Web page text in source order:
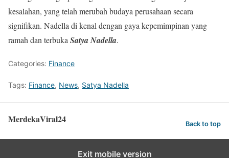
kesalahan, yang telah merubah budaya perusahaan secara
signifikan. Nadella di kenal dengan gaya kepemimpinan yang
ramah dan terbuka Satya Nadella.
Categories: Finance
Tags: Finance, News, Satya Nadella
MerdekaViral24 Back to top
Exit mobile version